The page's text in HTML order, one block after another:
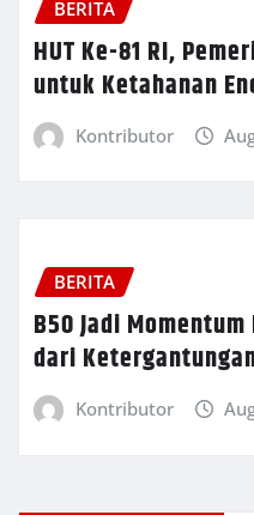
BERITA
HUT Ke-81 RI,
untuk Ketahanan
Kontributor
BERITA
B50 Jadi
dari
Kontributor